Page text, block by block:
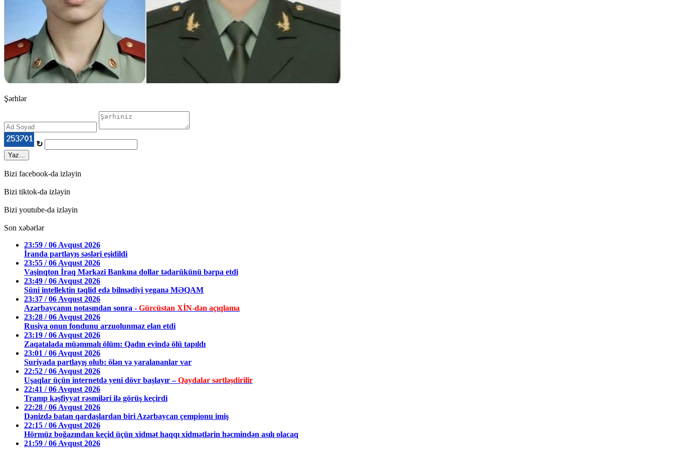
Şərhlər
↻
Yaz...
Bizi facebook-da izləyin
Bizi tiktok-da izləyin
Bizi youtube-da izləyin
Son xəbərlər
23:59 / 06 Avqust 2026
İranda partlayış səsləri eşidildi
23:55 / 06 Avqust 2026
Vaşinqton İraq Mərkəzi Bankına dollar tədarükünü bərpa etdi
23:49 / 06 Avqust 2026
Süni intellektin təqlid edə bilmədiyi yeganə MƏQAM
23:37 / 06 Avqust 2026
Azərbaycanın notasından sonra - Gürcüstan XİN-dən açıqlama
23:28 / 06 Avqust 2026
Rusiya onun fondunu arzuolunmaz elan etdi
23:19 / 06 Avqust 2026
Zaqatalada müəmmalı ölüm: Qadın evində ölü tapıldı
23:01 / 06 Avqust 2026
Suriyada partlayış olub: ölən və yaralananlar var
22:52 / 06 Avqust 2026
Uşaqlar üçün internetdə yeni dövr başlayır –Qaydalar sərtləşdirilir
22:41 / 06 Avqust 2026
Tramp kəşfiyyat rəsmiləri ilə görüş keçirdi
22:28 / 06 Avqust 2026
Dənizdə batan qardaşlardan biri Azərbaycan çempionu imiş
22:15 / 06 Avqust 2026
Hörmüz boğazından keçid üçün xidmət haqqı xidmətlərin həcmindən asılı olacaq
21:59 / 06 Avqust 2026